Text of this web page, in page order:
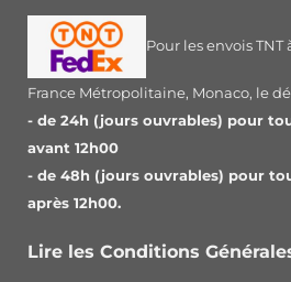
Pour les envois
France Métropolitaine, Monaco, le
- de 24h (jours ouvrables) pour
avant 12h00
- de 48h (jours ouvrables) pour
après 12h00.
Lire les Conditions